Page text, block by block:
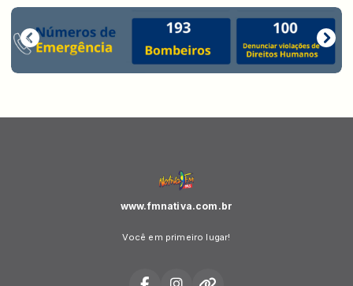
www.fmnativa.com.br
Você em primeiro lugar!